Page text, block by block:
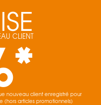
CLIENT
nouveau client enregistré pour
(hors articles promotionnels)